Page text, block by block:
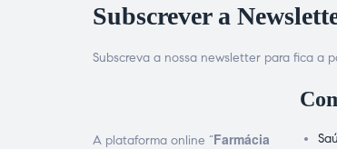
Subscrever a
Subscreva a nossa newsletter para fica a
A plataforma online “Farmácia